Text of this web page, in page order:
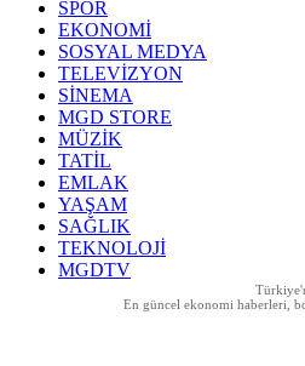
SPOR
EKONOMİ
SOSYAL MEDYA
TELEVİZYON
SİNEMA
MGD STORE
MÜZİK
TATİL
EMLAK
YAŞAM
SAĞLIK
TEKNOLOJİ
MGDTV
En güncel ekonomi haberleri,